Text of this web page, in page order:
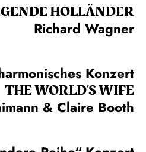
HOL­LÄN­DER
Richard Wagner
Konzert
THE WORLD’S WIFE
& Claire Booth